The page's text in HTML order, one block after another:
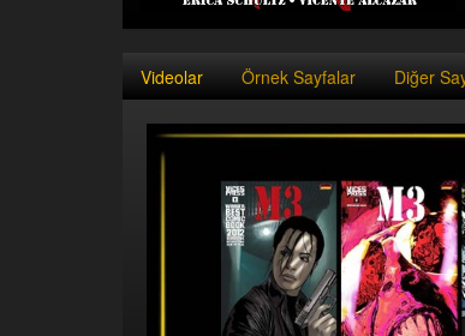
Videolar Örnek Sayfalar Diğer